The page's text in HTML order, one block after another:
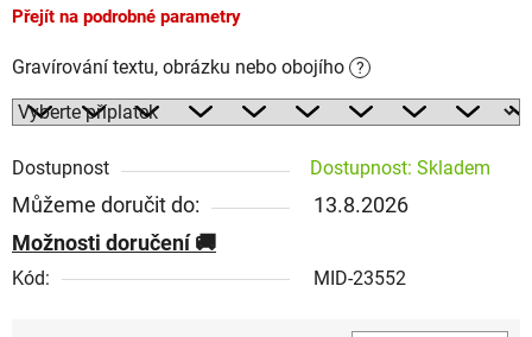
Přejít na podrobné parametry
Gravírování textu, obrázku nebo obojího ?
Dostupnost Dostupnost: Skladem
Můžeme doručit do:
13.8.2026
Možnosti doručení
Kód: MID-23552